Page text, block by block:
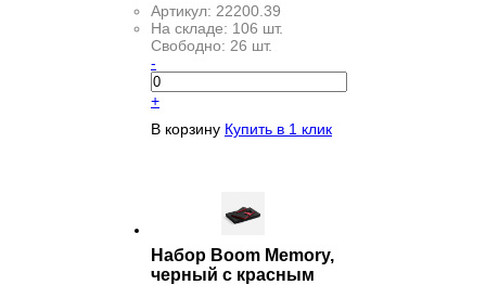
Артикул: 22200.39
На складе: 106 шт.
Свободно: 26 шт.
-
+
В корзину Купить в 1 клик
Набор Boom Memory,
черный с красным